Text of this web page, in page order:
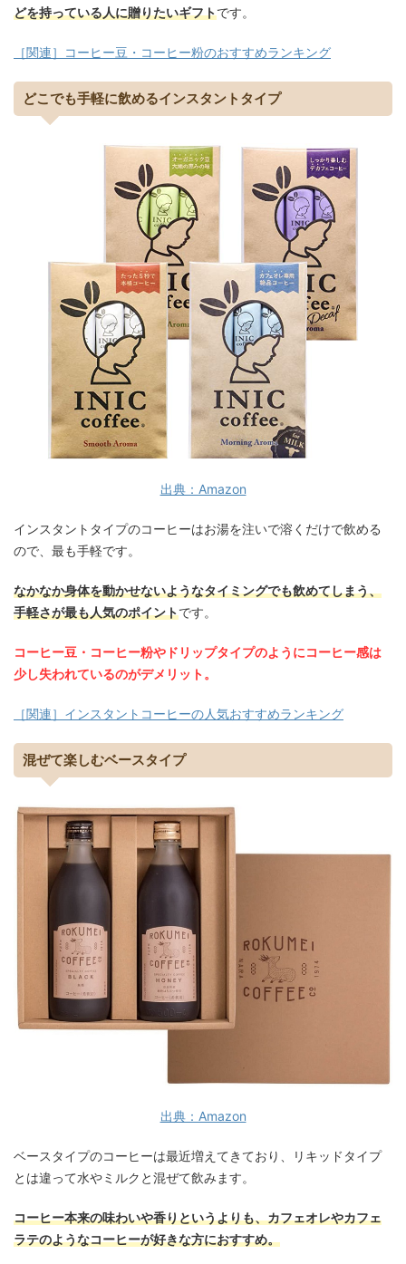
どを持っている人に贈りたいギフトです。
［関連］コーヒー豆・コーヒー粉のおすすめランキング
どこでも手軽に飲めるインスタントタイプ
出典：Amazon
インスタントタイプのコーヒーはお湯を注いで溶くだけで飲める
ので、最も手軽です。
なかなか身体を動かせないようなタイミングでも飲めてしまう、
手軽さが最も人気のポイントです。
コーヒー豆・コーヒー粉やドリップタイプのようにコーヒー感は
少し失われているのがデメリット。
［関連］インスタントコーヒーの人気おすすめランキング
混ぜて楽しむベースタイプ
出典：Amazon
ベースタイプのコーヒーは最近増えてきており、リキッドタイプ
とは違って水やミルクと混ぜて飲みます。
コーヒー本来の味わいや香りというよりも、カフェオレやカフェ
ラテのようなコーヒーが好きな方におすすめ。